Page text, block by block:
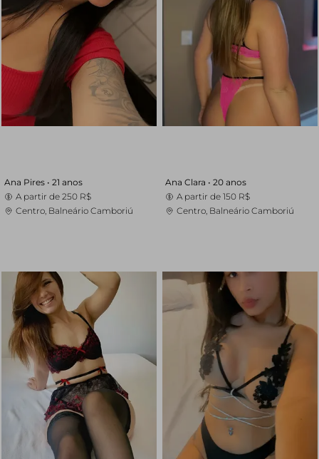
Ana Pires • 21 anos
A partir de 250 R$
Centro, Balneário Camboriú
Ana Clara • 20 anos
A partir de 150 R$
Centro, Balneário Camboriú